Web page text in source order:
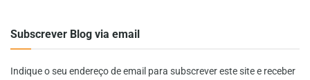
Subscrever Blog via email
Indique o seu endereço de email para subscrever este site e receber